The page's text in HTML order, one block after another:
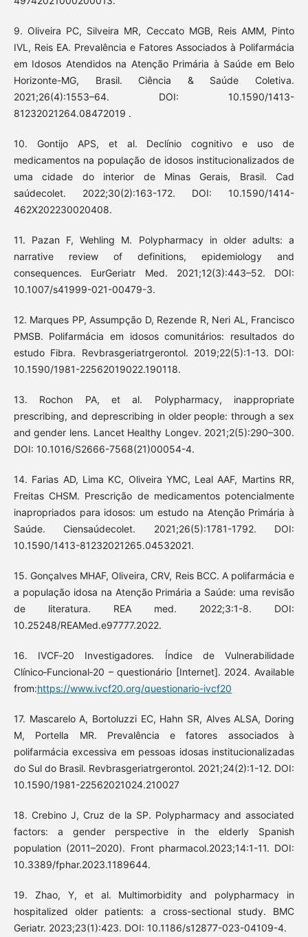
9. Oliveira PC, Silveira MR, Ceccato MGB, Reis AMM, Pinto
IVL, Reis EA. Prevalência e Fatores Associados à Polifarmácia
em Idosos Atendidos na Atenção Primária à Saúde em Belo
Horizonte-MG, Brasil. Ciência & Saúde Coletiva.
2021;26(4):1553–64. DOI: 10.1590/1413-
81232021264.08472019 .
10. Gontijo APS, et al. Declínio cognitivo e uso de
medicamentos na população de idosos institucionalizados de
uma cidade do interior de Minas Gerais, Brasil. Cad
saúdecolet. 2022;30(2):163-172. DOI: 10.1590/1414-
462X202230020408.
11. Pazan F, Wehling M. Polypharmacy in older adults: a
narrative review of definitions, epidemiology and
consequences. EurGeriatr Med. 2021;12(3):443–52. DOI:
10.1007/s41999-021-00479-3.
12. Marques PP, Assumpção D, Rezende R, Neri AL, Francisco
PMSB. Polifarmácia em idosos comunitários: resultados do
estudo Fibra. Revbrasgeriatrgerontol. 2019;22(5):1-13. DOI:
10.1590/1981-22562019022.190118.
13. Rochon PA, et al. Polypharmacy, inappropriate
prescribing, and deprescribing in older people: through a sex
and gender lens. Lancet Healthy Longev. 2021;2(5):290–300.
DOI: 10.1016/S2666-7568(21)00054-4.
14. Farias AD, Lima KC, Oliveira YMC, Leal AAF, Martins RR,
Freitas CHSM. Prescrição de medicamentos potencialmente
inapropriados para idosos: um estudo na Atenção Primária à
Saúde. Ciensaúdecolet. 2021;26(5):1781-1792. DOI:
10.1590/1413-81232021265.04532021.
15. Gonçalves MHAF, Oliveira, CRV, Reis BCC. A polifarmácia e
a população idosa na Atenção Primária a Saúde: uma revisão
de literatura. REA med. 2022;3:1-8. DOI:
10.25248/REAMed.e97777.2022.
16. IVCF‑20 Investigadores. Índice de Vulnerabilidade
Clínico‑Funcional‑20 – questionário [Internet]. 2024. Available
from:https://www.ivcf20.org/questionario-ivcf20
17. Mascarelo A, Bortoluzzi EC, Hahn SR, Alves ALSA, Doring
M, Portella MR. Prevalência e fatores associados à
polifarmácia excessiva em pessoas idosas institucionalizadas
do Sul do Brasil. Revbrasgeriatrgerontol. 2021;24(2):1-12. DOI:
10.1590/1981-22562021024.210027
18. Crebino J, Cruz de la SP. Polypharmacy and associated
factors: a gender perspective in the elderly Spanish
population (2011–2020). Front pharmacol.2023;14:1-11. DOI:
10.3389/fphar.2023.1189644.
19. Zhao, Y, et al. Multimorbidity and polypharmacy in
hospitalized older patients: a cross-sectional study. BMC
Geriatr. 2023;23(1):423. DOI: 10.1186/s12877-023-04109-4.